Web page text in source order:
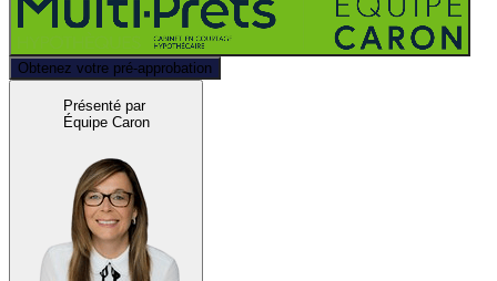
Obtenez votre pré-approbation
Présenté par
Équipe Caron